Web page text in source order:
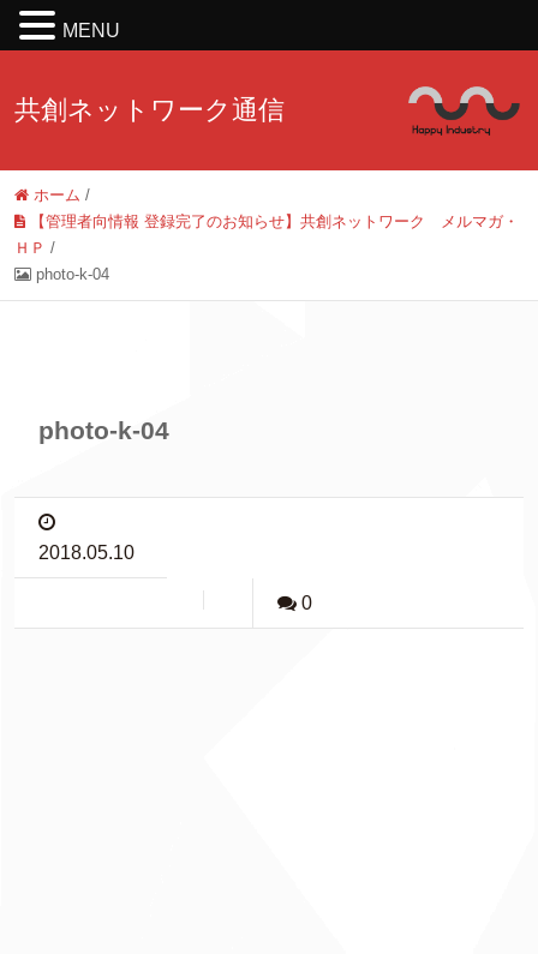
共創ネットワーク通信
ホーム /
【管理者向情報 登録完了のお知らせ】共創ネットワーク メルマガ・
ＨＰ /
photo-k-04
photo-k-04
2018.05.10
0
MENU